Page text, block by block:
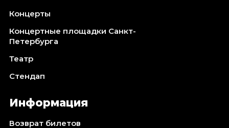
Концерты
Концертные площадки Санкт-
Петербурга
Театр
Стендап
Информация
Возврат билетов